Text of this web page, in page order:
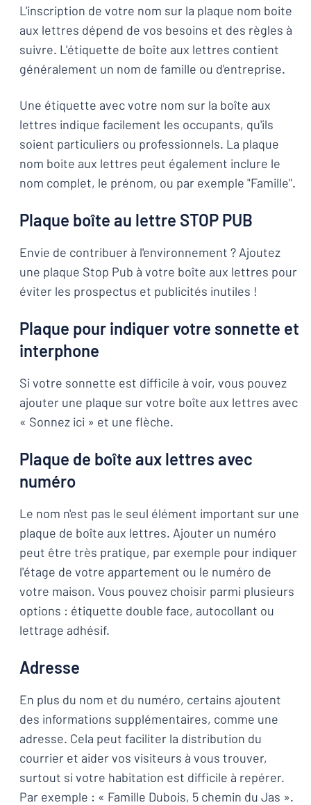
L'inscription de votre nom sur la plaque nom boite
aux lettres dépend de vos besoins et des règles à
suivre. L'étiquette de boîte aux lettres contient
généralement un nom de famille ou d'entreprise.
Une étiquette avec votre nom sur la boîte aux
lettres indique facilement les occupants, qu'ils
soient particuliers ou professionnels. La plaque
nom boite aux lettres peut également inclure le
nom complet, le prénom, ou par exemple "Famille".
Plaque boîte au lettre STOP PUB
Envie de contribuer à l'environnement ? Ajoutez
une plaque Stop Pub à votre boîte aux lettres pour
éviter les prospectus et publicités inutiles !
Plaque pour indiquer votre sonnette et
interphone
Si votre sonnette est difficile à voir, vous pouvez
ajouter une plaque sur votre boîte aux lettres avec
« Sonnez ici » et une flèche.
Plaque de boîte aux lettres avec
numéro
Le nom n'est pas le seul élément important sur une
plaque de boîte aux lettres. Ajouter un numéro
peut être très pratique, par exemple pour indiquer
l'étage de votre appartement ou le numéro de
votre maison. Vous pouvez choisir parmi plusieurs
options : étiquette double face, autocollant ou
lettrage adhésif.
Adresse
En plus du nom et du numéro, certains ajoutent
des informations supplémentaires, comme une
adresse. Cela peut faciliter la distribution du
courrier et aider vos visiteurs à vous trouver,
surtout si votre habitation est difficile à repérer.
Par exemple : « Famille Dubois, 5 chemin du Jas ».